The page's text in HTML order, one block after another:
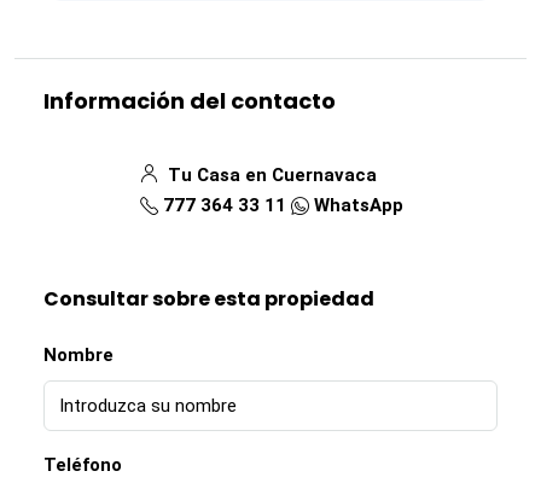
Información del contacto
Tu Casa en Cuernavaca
777 364 33 11
WhatsApp
Consultar sobre esta propiedad
Nombre
Teléfono